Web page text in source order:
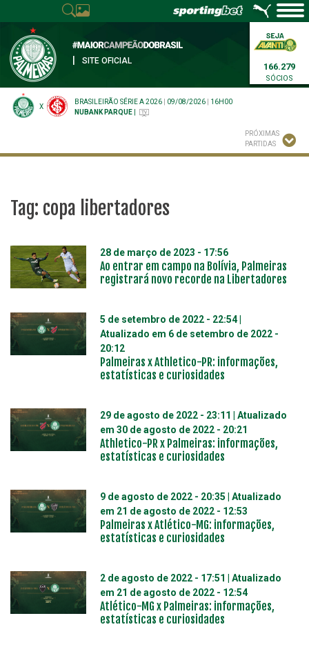
SITE OFICIAL
166.279
SÓCIOS
X
BRASILEIRÃO SÉRIE A 2026 09/08/2026
16H00
NUBANK PARQUE
PRÓXIMAS
PARTIDAS
Tag: copa libertadores
28 de março de 2023 - 17:56
Ao entrar em campo na Bolívia, Palmeiras
registrará novo recorde na Libertadores
5 de setembro de 2022 - 22:54|
Atualizado em 6 de setembro de 2022 -
20:12
Palmeiras x Athletico-PR: informações,
estatísticas e curiosidades
29 de agosto de 2022 - 23:11
| Atualizado
em 30 de agosto de 2022 - 20:21
Athletico-PR x Palmeiras: informações,
estatísticas e curiosidades
9 de agosto de 2022 - 20:35 | Atualizado
em 21 de agosto de 2022 - 12:53
Palmeiras x Atlético-MG: informações,
estatísticas e curiosidades
2 de agosto de 2022 - 17:51
| Atualizado
em 21 de agosto de 2022 - 12:54
Atlético-MG x Palmeiras: informações,
estatísticas e curiosidades